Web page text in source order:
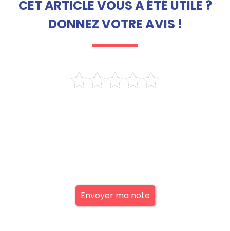
CET ARTICLE VOUS A ÉTÉ UTILE ?
DONNEZ VOTRE AVIS !
Envoyer ma note